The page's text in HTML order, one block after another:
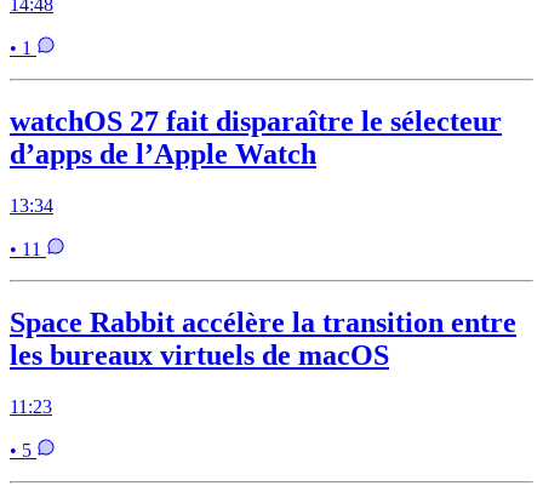
14:48
• 1
watchOS 27 fait disparaître le sélecteur
d’apps de l’Apple Watch
13:34
• 11
Space Rabbit accélère la transition entre
les bureaux virtuels de macOS
11:23
• 5